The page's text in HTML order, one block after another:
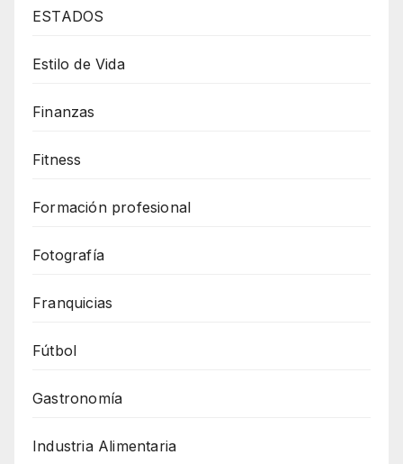
ESTADOS
Estilo de Vida
Finanzas
Fitness
Formación profesional
Fotografía
Franquicias
Fútbol
Gastronomía
Industria Alimentaria